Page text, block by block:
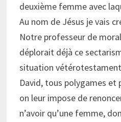
deuxième femme avec
Au nom de Jésus je vais
Notre professeur de
déplorait déjà ce
situation
David, tous polygames et
on leur impose de
n’avoir qu’une femme,